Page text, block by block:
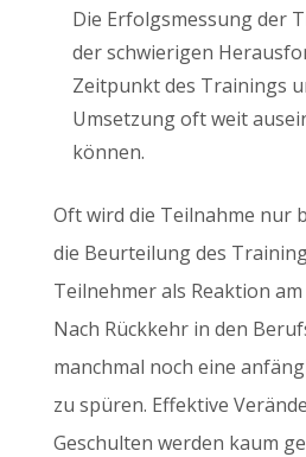
Die Erfolgsmessung der
der schwierigen
Zeitpunkt des Trainings
Umsetzung oft weit
können.
Oft wird die Teilnahme nur
die Beurteilung des
Teilnehmer als Reaktion am
Nach Rückkehr in den
manchmal noch eine
zu spüren. Effektive
Geschulten werden kaum